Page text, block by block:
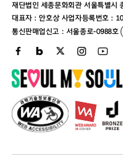
재단법인 세종문화회관 서울특별시
대표자 : 안호상 사업자등록번호 :
통신판매업신고 : 서울종로-0988호